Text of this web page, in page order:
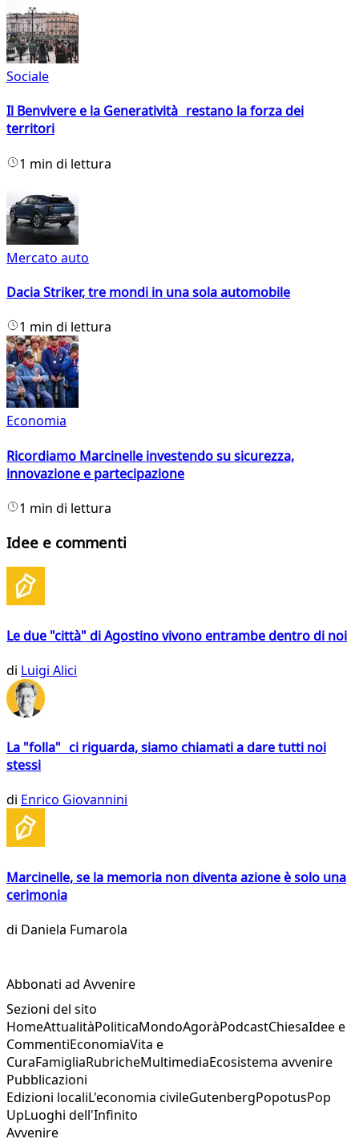
Sociale
Il Benvivere e la Generatività restano la forza dei
territori
1 min di lettura
Mercato auto
Dacia Striker, tre mondi in una sola automobile
1 min di lettura
Economia
Ricordiamo Marcinelle investendo su sicurezza,
innovazione e partecipazione
1 min di lettura
Idee e commenti
Le due "città" di Agostino vivono entrambe dentro di noi
di Luigi Alici
La "folla" ci riguarda, siamo chiamati a dare tutti noi
stessi
di Enrico Giovannini
Marcinelle, se la memoria non diventa azione è solo una
cerimonia
di Daniela Fumarola
Abbonati ad Avvenire
Sezioni del sito
HomeAttualitàPoliticaMondoAgoràPodcastChiesaIdee e
CommentiEconomiaVita e
CuraFamigliaRubricheMultimediaEcosistema avvenire
Pubblicazioni
Edizioni localiL'economia civileGutenbergPopotusPop
UpLuoghi dell'Infinito
Avvenire